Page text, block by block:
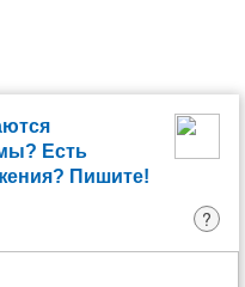
Есть
Пишите!
?